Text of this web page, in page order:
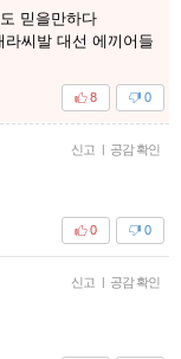
믿을만하다
씨발 대선 에끼어들
0
8
신고 | 공감 확인
0
0
신고 | 공감 확인